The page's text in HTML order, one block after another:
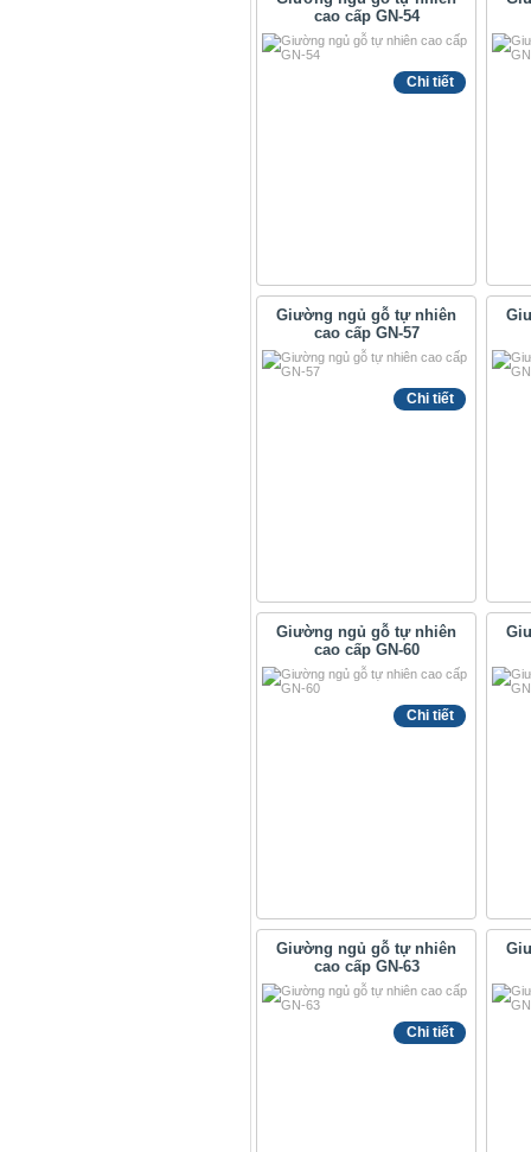
cao cấp GN-54
Chi tiết
Giường ngủ gỗ tự nhiên
cao cấp GN-57
Chi tiết
Giường ngủ gỗ tự nhiên
cao cấp GN-60
Chi tiết
Giường ngủ gỗ tự nhiên
cao cấp GN-63
Chi tiết